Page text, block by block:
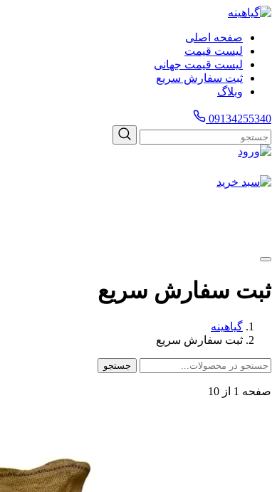
صفحه اصلی
لیست قیمت
لیست قیمت جهانی
ثبت سفارش سریع
وبلاگ
09134255340
ثبت سفارش سریع
گیاهینه
ثبت سفارش سریع
جستجو
صفحه 1 از 10